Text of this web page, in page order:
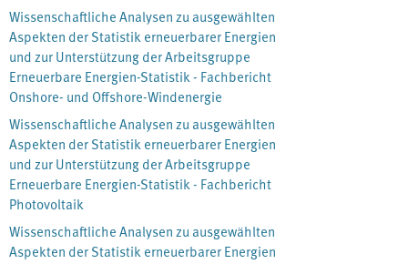
Wissenschaftliche Analysen zu ausgewählten
Aspekten der Statistik erneuerbarer Energien
und zur Unterstützung der Arbeitsgruppe
Erneuerbare Energien-Statistik - Fachbericht
Onshore- und Offshore-Windenergie
Wissenschaftliche Analysen zu ausgewählten
Aspekten der Statistik erneuerbarer Energien
und zur Unterstützung der Arbeitsgruppe
Erneuerbare Energien-Statistik - Fachbericht
Photovoltaik
Wissenschaftliche Analysen zu ausgewählten
Aspekten der Statistik erneuerbarer Energien